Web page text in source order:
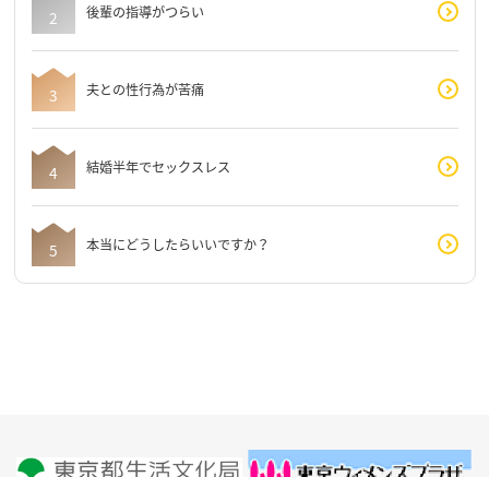
後輩の指導がつらい
夫との性行為が苦痛
結婚半年でセックスレス
本当にどうしたらいいですか？